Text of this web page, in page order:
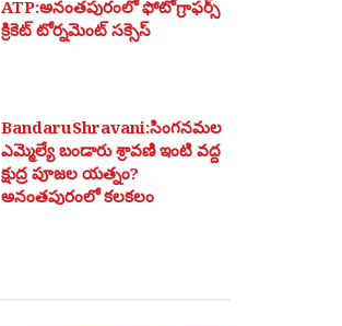
ATP:అనంతపురంలో ఫోటోగ్రాఫర్స్
క్రికెట్ టోర్నమెంట్ సక్సెస్
BandaruShravani:సింగనమల
ఎమ్మెల్యే బండారు శ్రావణి ఇంటి వద్ద
క్షుద్ర పూజల యత్నం?
అనంతపురంలో కలకలం